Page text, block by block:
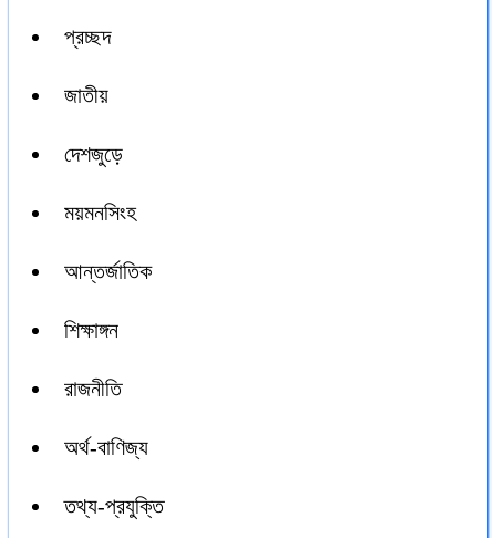
প্রচ্ছদ
জাতীয়
দেশজুড়ে
ময়মনসিংহ
আন্তর্জাতিক
শিক্ষাঙ্গন
রাজনীতি
অর্থ-বাণিজ্য
তথ্য-প্রযুক্তি